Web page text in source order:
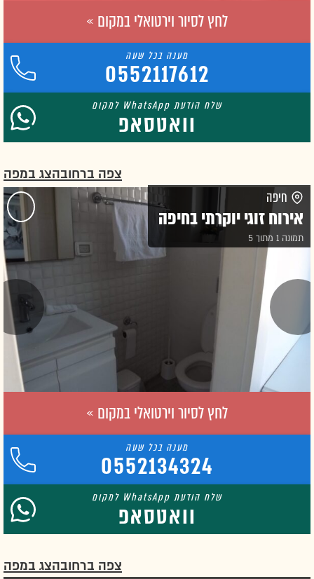
לחץ לסיור וירטואלי במקום »
0552117612
וואטסאפ
צפה ברחובהצג במפה
חיפה
אירוח זוגי יוקרתי בחיפה
תמונה 1 מתוך 5
לחץ לסיור וירטואלי במקום »
0552134324
וואטסאפ
צפה ברחובהצג במפה